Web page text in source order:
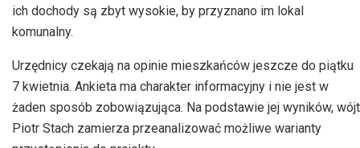
ich dochody są zbyt wysokie, by przyznano im lokal
komunalny.
Urzędnicy czekają na opinie mieszkańców jeszcze do piątku
7 kwietnia. Ankieta ma charakter informacyjny i nie jest w
żaden sposób zobowiązująca. Na podstawie jej wyników, wójt
Piotr Stach zamierza przeanalizować możliwe warianty